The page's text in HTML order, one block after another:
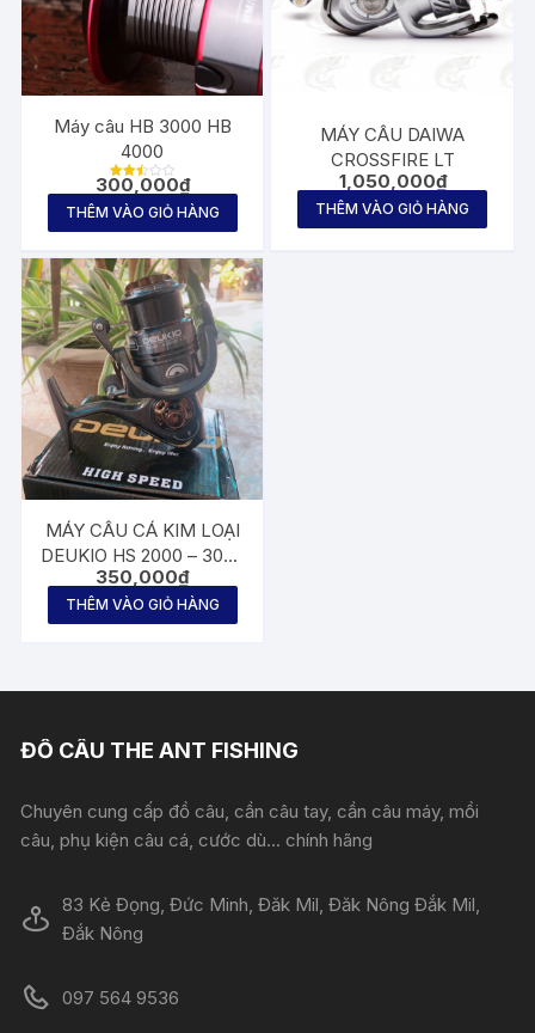
Máy câu HB 3000 HB
4000
Được
hạng
5
300,000₫
THÊM VÀO GIỎ HÀNG
MÁY CÂU DAIWA
CROSSFIRE LT
1,050,000₫
THÊM VÀO GIỎ HÀNG
MÁY CÂU CÁ KIM LOẠI
DEUKIO HS 2000 – 3000
– 4000
350,000₫
THÊM VÀO GIỎ HÀNG
ĐỒ CÂU THE ANT FISHING
Chuyên cung cấp đồ câu, cần câu tay, cần câu máy, mồi
câu, phụ kiện câu cá, cước dù... chính hãng
83 Kẻ Đọng, Đức Minh, Đăk Mil, Đăk Nông Đắk Mil,
Đắk Nông
097 564 9536